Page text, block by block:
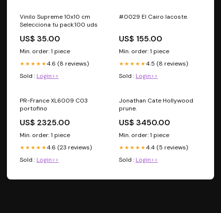
Vinilo Supreme 10x10 cm
Selecciona tu pack:100 uds
US$ 35.00
Min. order: 1 piece
★★★★★4.6 (8 reviews)
Sold : Login>>
#0029 El Cairo lacoste.
US$ 155.00
Min. order: 1 piece
★★★★★4.5 (8 reviews)
Sold : Login>>
PR-France XL6009 C03
portofino
US$ 2325.00
Min. order: 1 piece
★★★★★4.6 (23 reviews)
Sold : Login>>
Jonathan Cate Hollywood
prune.
US$ 3450.00
Min. order: 1 piece
★★★★★4.4 (5 reviews)
Sold : Login>>